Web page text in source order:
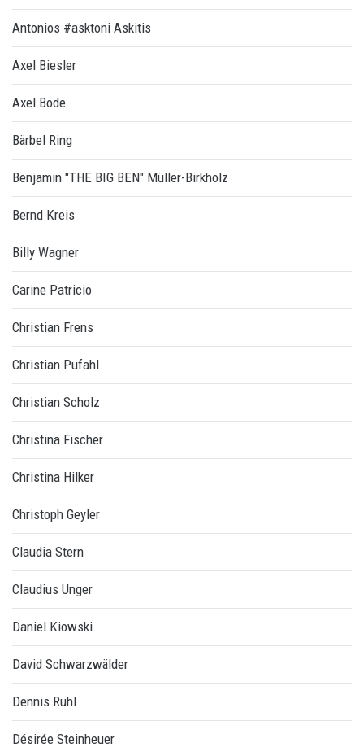
Antonios #asktoni Askitis
Axel Biesler
Axel Bode
Bärbel Ring
Benjamin "THE BIG BEN" Müller-Birkholz
Bernd Kreis
Billy Wagner
Carine Patricio
Christian Frens
Christian Pufahl
Christian Scholz
Christina Fischer
Christina Hilker
Christoph Geyler
Claudia Stern
Claudius Unger
Daniel Kiowski
David Schwarzwälder
Dennis Ruhl
Désirée Steinheuer